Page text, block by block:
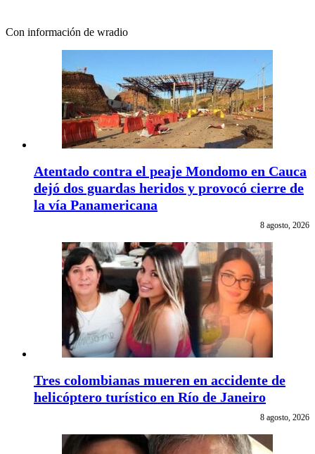
Con información de wradio
Atentado contra el peaje Mondomo en Cauca
dejó dos guardas heridos y provocó cierre de
la vía Panamericana
8 agosto, 2026
Tres colombianas mueren en accidente de
helicóptero turístico en Río de Janeiro
8 agosto, 2026